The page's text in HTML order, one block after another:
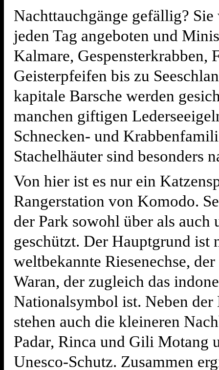
Nachttauchgänge gefällig? Sie
jeden Tag angeboten und
Kalmare, Gespensterkrabben,
Geisterpfeifen bis zu
kapitale Barsche werden
manchen giftigen
Schnecken- und
Stachelhäuter sind besonders
Von hier ist es nur ein
Rangerstation von Komodo.
der Park sowohl über als auch
geschützt. Der Hauptgrund ist
weltbekannte Riesenechse,
Waran, der zugleich das
Nationalsymbol ist. Neben der
stehen auch die kleineren
Padar, Rinca und Gili Motang
Unesco-Schutz. Zusammen